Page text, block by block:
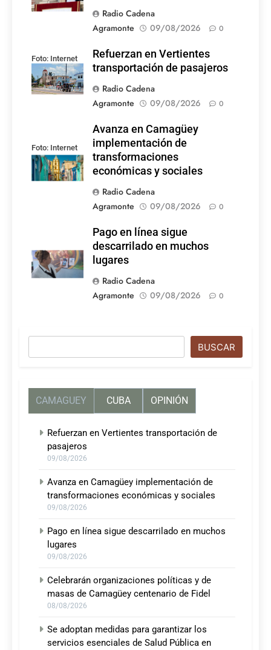
Radio Cadena
Agramonte
09/08/2026 0
Foto: Internet
Refuerzan en Vertientes
transportación de pasajeros
Radio Cadena
Agramonte
09/08/2026 0
Foto: Internet
Avanza en Camagüey
implementación de
transformaciones
económicas y sociales
Radio Cadena
Agramonte
09/08/2026 0
Pago en línea sigue
descarrilado en muchos
lugares
Radio Cadena
Agramonte
09/08/2026 0
BUSCAR
CAMAGUEY CUBA OPINIÓN
Refuerzan en Vertientes transportación de
pasajeros
09/08/2026
Avanza en Camagüey implementación de
transformaciones económicas y sociales
09/08/2026
Pago en línea sigue descarrilado en muchos
lugares
09/08/2026
Celebrarán organizaciones políticas y de
masas de Camagüey centenario de Fidel
08/08/2026
Se adoptan medidas para garantizar los
servicios esenciales de Salud Pública en